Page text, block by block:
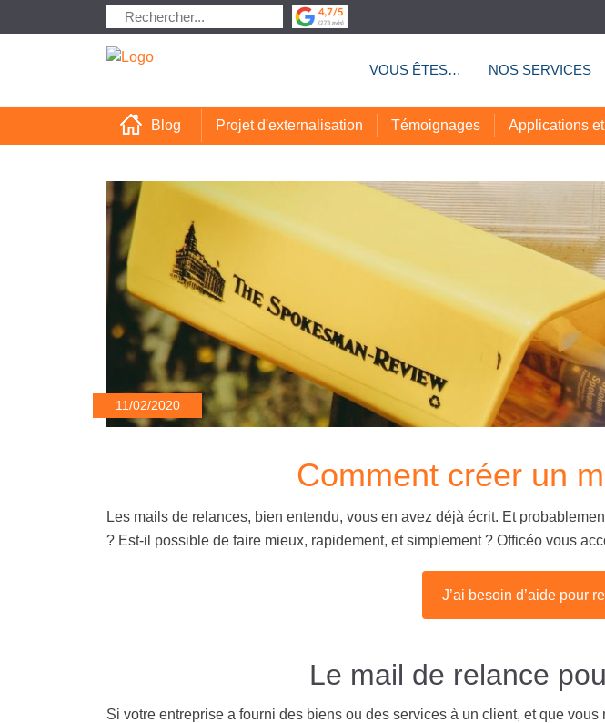
VOUS ÊTES… NOS SERVICES
Blog Projet d'externalisation Témoignages Applications
11/02/2020
Comment créer un
Les mails de relances, bien entendu, vous en avez déjà écrit. Et
? Est-il possible de faire mieux, rapidement, et simplement ? Officéo vous
J’ai besoin d’aide pour
Le mail de relance
Si votre entreprise a fourni des biens ou des services à un client, et que